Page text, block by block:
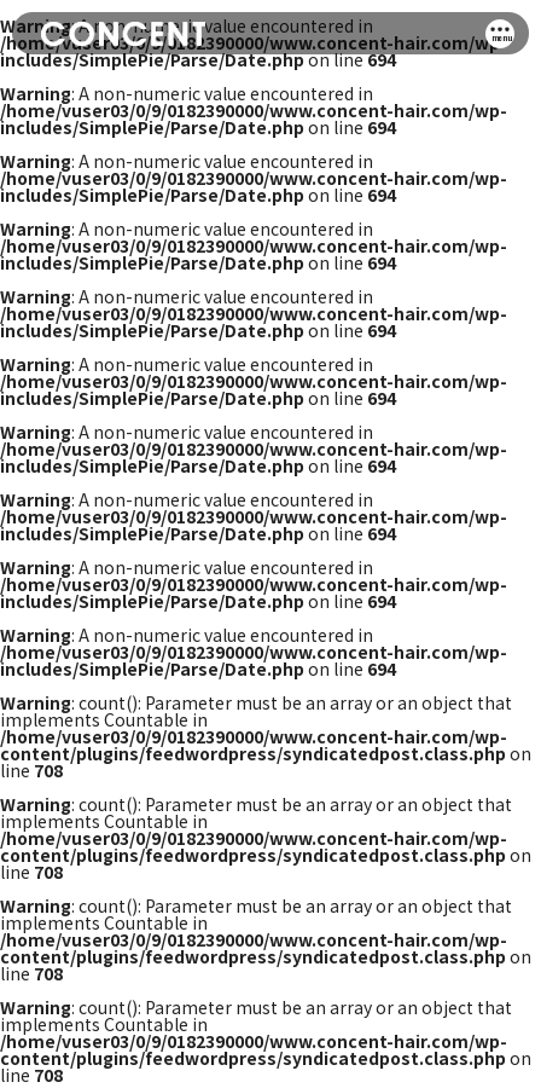
Warning: A non-numeric value encountered in
/home/vuser03/0/9/0182390000/www.concent-hair.com/wp-
includes/SimplePie/Parse/Date.phpon line694
Warning: A non-numeric value encountered in
/home/vuser03/0/9/0182390000/www.concent-hair.com/wp-
includes/SimplePie/Parse/Date.php on line 694
Warning: A non-numeric value encountered in
/home/vuser03/0/9/0182390000/www.concent-hair.com/wp-
includes/SimplePie/Parse/Date.php on line 694
Warning: A non-numeric value encountered in
/home/vuser03/0/9/0182390000/www.concent-hair.com/wp-
includes/SimplePie/Parse/Date.php on line 694
Warning: A non-numeric value encountered in
/home/vuser03/0/9/0182390000/www.concent-hair.com/wp-
includes/SimplePie/Parse/Date.php on line 694
Warning: A non-numeric value encountered in
/home/vuser03/0/9/0182390000/www.concent-hair.com/wp-
includes/SimplePie/Parse/Date.php on line 694
Warning: A non-numeric value encountered in
/home/vuser03/0/9/0182390000/www.concent-hair.com/wp-
includes/SimplePie/Parse/Date.php on line 694
Warning: A non-numeric value encountered in
/home/vuser03/0/9/0182390000/www.concent-hair.com/wp-
includes/SimplePie/Parse/Date.php on line 694
Warning: A non-numeric value encountered in
/home/vuser03/0/9/0182390000/www.concent-hair.com/wp-
includes/SimplePie/Parse/Date.php on line 694
Warning: A non-numeric value encountered in
/home/vuser03/0/9/0182390000/www.concent-hair.com/wp-
includes/SimplePie/Parse/Date.php on line 694
Warning: count(): Parameter must be an array or an object that
implements Countable in
/home/vuser03/0/9/0182390000/www.concent-hair.com/wp-
content/plugins/feedwordpress/syndicatedpost.class.php on
line 708
Warning: count(): Parameter must be an array or an object that
implements Countable in
/home/vuser03/0/9/0182390000/www.concent-hair.com/wp-
content/plugins/feedwordpress/syndicatedpost.class.php on
line 708
Warning: count(): Parameter must be an array or an object that
implements Countable in
/home/vuser03/0/9/0182390000/www.concent-hair.com/wp-
content/plugins/feedwordpress/syndicatedpost.class.php on
line 708
Warning: count(): Parameter must be an array or an object that
implements Countable in
/home/vuser03/0/9/0182390000/www.concent-hair.com/wp-
content/plugins/feedwordpress/syndicatedpost.class.php on
line 708